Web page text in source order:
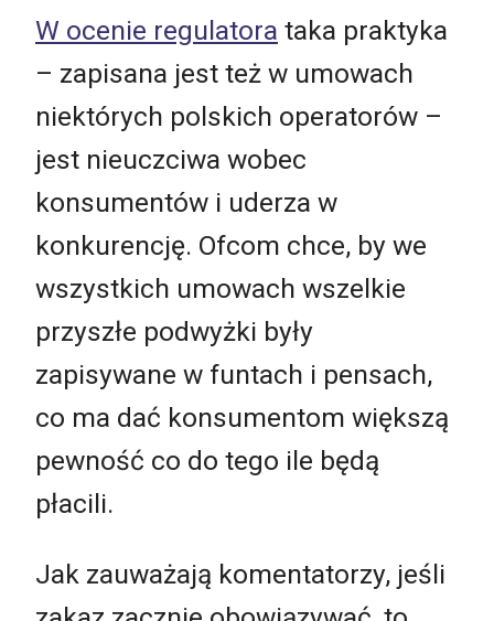
W ocenie regulatora taka praktyka
– zapisana jest też w umowach
niektórych polskich operatorów –
jest nieuczciwa wobec
konsumentów i uderza w
konkurencję. Ofcom chce, by we
wszystkich umowach wszelkie
przyszłe podwyżki były
zapisywane w funtach i pensach,
co ma dać konsumentom większą
pewność co do tego ile będą
płacili.
Jak zauważają komentatorzy, jeśli